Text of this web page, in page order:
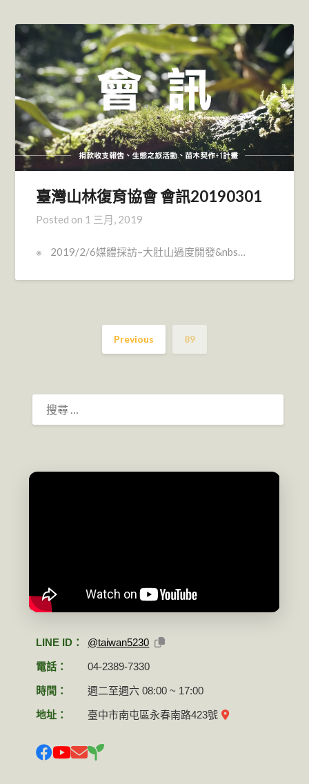
臺灣山林復育協會 會訊20190301
Posted on 1 三月, 2019
※ 2019/2/6媒體採訪–大肚山過度開發&nbs…
Previous 89
搜
尋：
LINE ID： @taiwan5230
電話： 04-2389-7330
時間： 週二至週六 08:00 ~ 17:00
地址： 臺中市南屯區永春南路423號